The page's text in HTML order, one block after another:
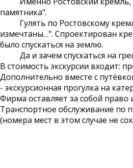
памятника".
Гулять по Ростовскому
измечтаны…". Спроектирован
было спускаться на землю.
Да и зачем спускаться на
В стоимость экскурсии входит:
Дополнительно вместе с
- экскурсионная прогулка на
Фирма оставляет за собой
Транспортное обслуживание по
(номера мест в этом случае не